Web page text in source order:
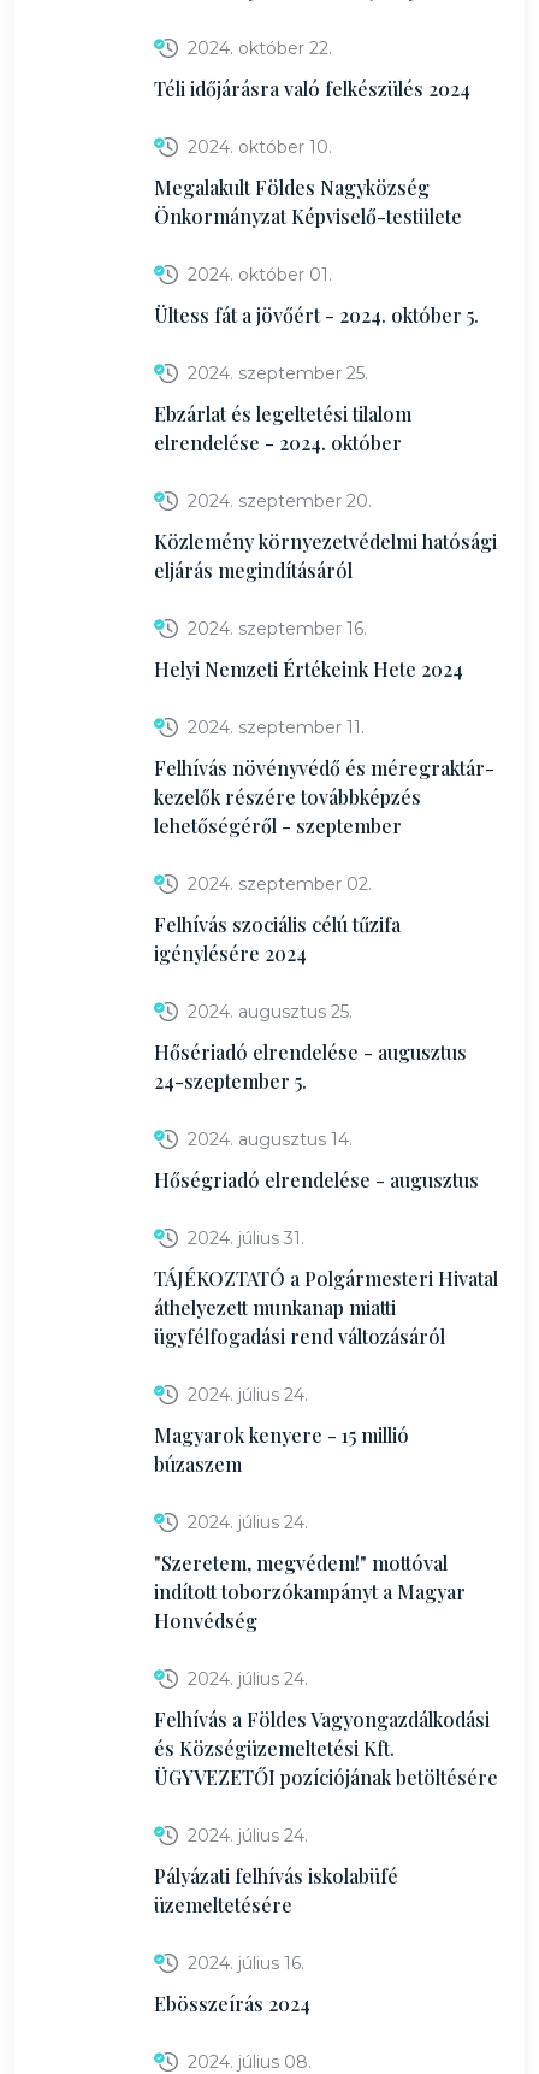
2024. október 22.
Téli időjárásra való felkészülés 2024
2024. október 10.
Megalakult Földes Nagyközség
Önkormányzat Képviselő-testülete
2024. október 01.
Ültess fát a jövőért - 2024. október 5.
2024. szeptember 25.
Ebzárlat és legeltetési tilalom
elrendelése - 2024. október
2024. szeptember 20.
Közlemény környezetvédelmi hatósági
eljárás megindításáról
2024. szeptember 16.
Helyi Nemzeti Értékeink Hete 2024
2024. szeptember 11.
Felhívás növényvédő és méregraktár-
kezelők részére továbbképzés
lehetőségéről - szeptember
2024. szeptember 02.
Felhívás szociális célú tűzifa
igénylésére 2024
2024. augusztus 25.
Hősériadó elrendelése - augusztus
24-szeptember 5.
2024. augusztus 14.
Hőségriadó elrendelése - augusztus
2024. július 31.
TÁJÉKOZTATÓ a Polgármesteri Hivatal
áthelyezett munkanap miatti
ügyfélfogadási rend változásáról
2024. július 24.
Magyarok kenyere - 15 millió
búzaszem
2024. július 24.
"Szeretem, megvédem!" mottóval
indított toborzókampányt a Magyar
Honvédség
2024. július 24.
Felhívás a Földes Vagyongazdálkodási
és Községüzemeltetési Kft.
ÜGYVEZETŐI pozíciójának betöltésére
2024. július 24.
Pályázati felhívás iskolabüfé
üzemeltetésére
2024. július 16.
Ebösszeírás 2024
2024. július 08.